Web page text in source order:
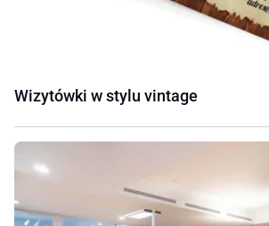
Wizytówki w stylu vintage